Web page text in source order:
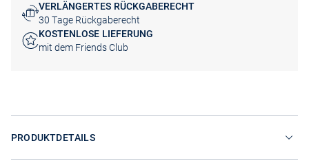
VERLÄNGERTES RÜCKGABERECHT
30 Tage Rückgaberecht
KOSTENLOSE LIEFERUNG
mit dem Friends Club
PRODUKTDETAILS